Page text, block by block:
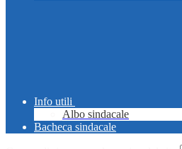
Info utili
Albo sindacale
Bacheca sindacale